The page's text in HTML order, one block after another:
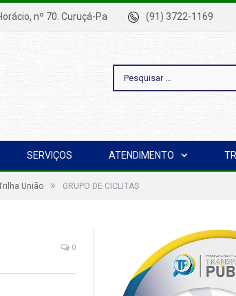
nº 70. Curuçá-Pa (91) 3722-1169
Pesquisar
por:
SERVIÇOS ATENDIMENTO
União » GRUPO DE CICLITAS
0